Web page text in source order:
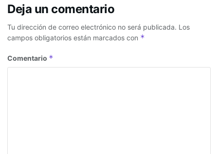
Deja un comentario
Tu dirección de correo electrónico no será publicada. Los
campos obligatorios están marcados con *
Comentario *